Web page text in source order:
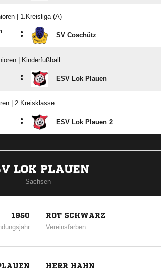
| 1.Kreisliga (A)
: SV Coschütz
| Kinderfußball
: ESV Lok Plauen
| 2.Kreisklasse
: ESV Lok Plauen 2
LOK PLAUEN
Sachsen
1950 ROT SCHWARZ
Vereinsfarben
HERR HAHN